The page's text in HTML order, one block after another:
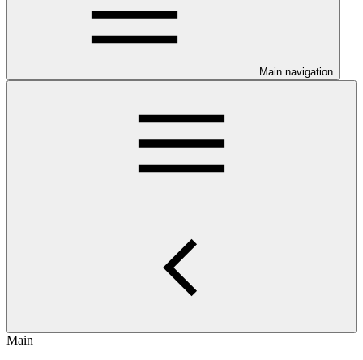
Main navigation
Main